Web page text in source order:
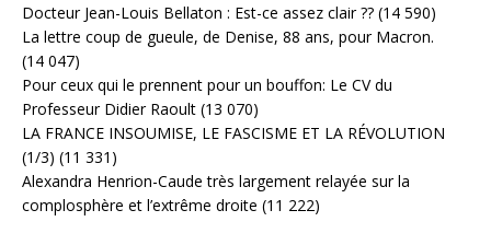
Docteur Jean-Louis Bellaton : Est-ce assez clair ?? (14 590)
La lettre coup de gueule, de Denise, 88 ans, pour Macron.
(14 047)
Pour ceux qui le prennent pour un bouffon: Le CV du
Professeur Didier Raoult (13 070)
LA FRANCE INSOUMISE, LE FASCISME ET LA RÉVOLUTION
(1/3) (11 331)
Alexandra Henrion-Caude très largement relayée sur la
complosphère et l’extrême droite (11 222)